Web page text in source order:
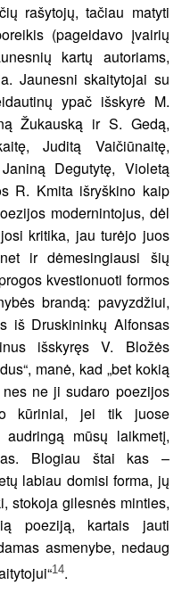
rašytojų, tačiau matyti
(pageidavo įvairių
kartų autoriams,
Jaunesni skaitytojai su
ypač išskyrė M.
Žukauską ir S. Gedą,
Juditą Vaičiūnaitę,
Degutytę, Violetą
R. Kmita išryškino kaip
modernintojus, dėl
kritika, jau turėjo juos
ir dėmesingiausi šių
kvestionuoti formos
brandą: pavyzdžiui,
iš Druskininkų Alfonsas
išskyręs V. Bložės
manė, kad „bet kokią
ne ji sudaro poezijos
kūriniai, jei tik juose
mūsų laikmetį,
Blogiau štai kas –
labiau domisi forma, jų
stokoja gilesnės minties,
poeziją, kartais jauti
asmenybe, nedaug
14.